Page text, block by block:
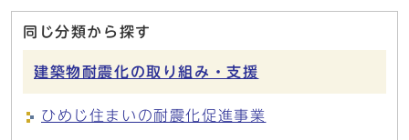
同じ分類から探す
建築物耐震化の取り組み・支援
ひめじ住まいの耐震化促進事業